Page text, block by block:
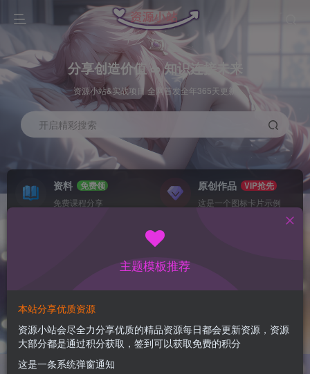
分享创造价值 ∞ 知识连接未来
资源小站&实战项目 全网首发全年365天更新
开启精彩搜索
资料
免费领
免费课程分享
原创作品
VIP抢先
这是一个图标卡片示例
超燃AI神话故事，超级涨粉赛道，7天涨粉1万，单
日变现多张，小白也能轻松上手（附详细教程）
1年前更新
主题模板推荐
本站分享优质资源
资源小站会尽全力分享优质的精品资源每日都会更新资源，资源
大部分都是通过积分获取，签到可以获取免费的积分
这是一条系统弹窗通知